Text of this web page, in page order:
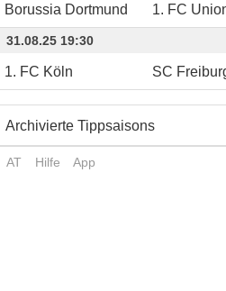
Borussia Dortmund 1. FC
31.08.25 19:30
1. FC Köln SC
Archivierte Tippsaisons
AT Hilfe App